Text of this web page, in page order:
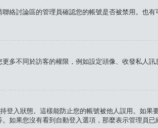
絡討論區的管理員確認您的帳號是否被禁用。也
多不同於訪客的權限，例如設定頭像、收發私人
登入狀態。這樣能防止您的帳號被他人誤用。如果
如果您沒有看到自動登入選項，那麼表示管理員已